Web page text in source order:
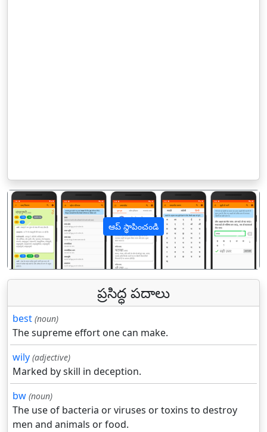
ఆప్ స్థాపించండి
पिछला
ప్రసిద్ధ పదాలు
best (noun)
The supreme effort one can make.
wily (adjective)
Marked by skill in deception.
bw (noun)
The use of bacteria or viruses or toxins to destroy
men and animals or food.